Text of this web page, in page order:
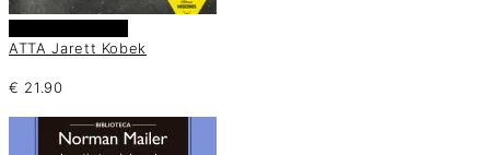
ATTA Jarett Kobek
€ 21.90